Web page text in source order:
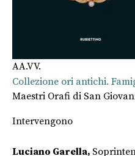
AA.VV.
Collezione ori antichi.
Maestri Orafi di San
Intervengono
Luciano Garella,